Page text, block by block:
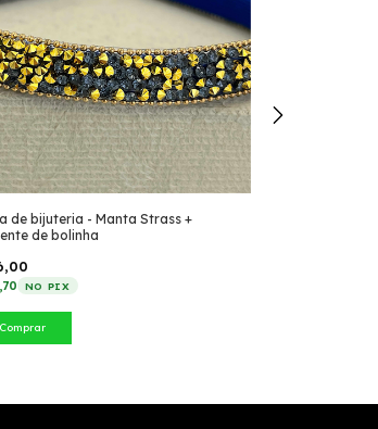
de bijuteria - Manta Strass +
de bolinha
NO PIX
Comprar